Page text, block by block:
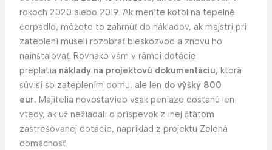
rokoch 2020 alebo 2019. Ak meníte kotol na tepelné
čerpadlo, môžete to zahrnúť do nákladov, ak majstri pri
zateplení museli rozobrať bleskozvod a znovu ho
nainštalovať. Rovnako vám v rámci dotácie
preplatia náklady na projektovú dokumentáciu, ktorá
súvisí so zateplením domu, ale len do výšky 800
eur. Majitelia novostavieb však peniaze dostanú len
vtedy, ak už nežiadali o príspevok z inej štátom
zastrešovanej dotácie, napríklad z projektu Zelená
domácnosť.